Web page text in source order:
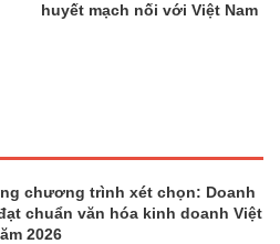
huyết mạch nối với Việt Nam
chương trình xét chọn: Doanh
chuẩn văn hóa kinh doanh Việt
2026